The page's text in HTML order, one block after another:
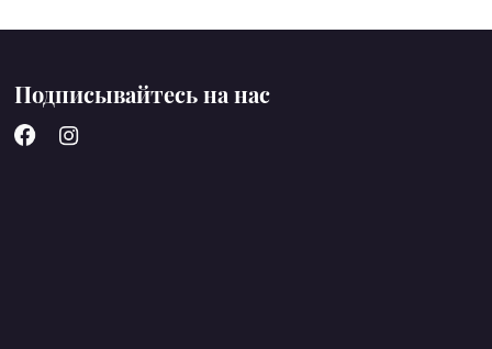
Подписывайтесь на нас